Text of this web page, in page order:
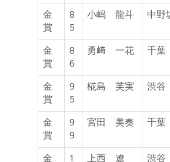
金
賞
8
5
小嶋 龍斗 中野
金
賞
8
6
勇﨑 一花 千葉
金
賞
9
5
椛島 芙実 渋谷
金
賞
9
9
宮田 美奏 千葉
金 1 上西 遼 渋谷